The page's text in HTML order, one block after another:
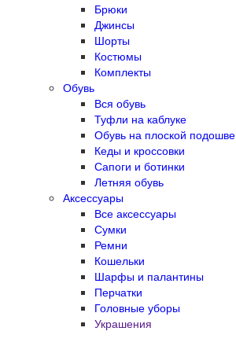
Брюки
Джинсы
Шорты
Костюмы
Комплекты
Обувь
Вся обувь
Туфли на каблуке
Обувь на плоской подошве
Кеды и кроссовки
Сапоги и ботинки
Летняя обувь
Аксессуары
Все аксессуары
Сумки
Ремни
Кошельки
Шарфы и палантины
Перчатки
Головные уборы
Украшения